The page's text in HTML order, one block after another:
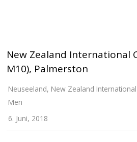
New Zealand International
M10), Palmerston
Neuseeland, New Zealand
Men
6. Juni, 2018